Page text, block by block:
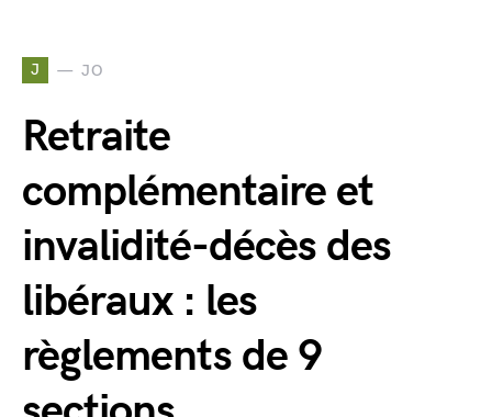
J JO
Retraite
complémentaire et
invalidité-décès des
libéraux : les
règlements de 9